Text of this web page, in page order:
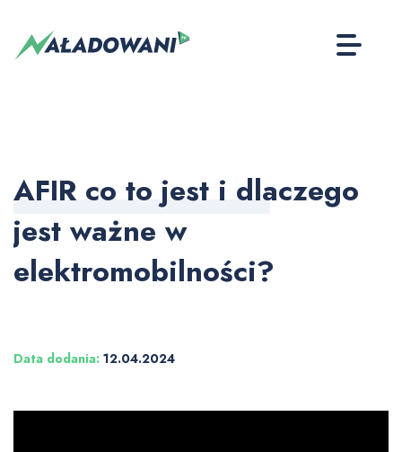
AFIR co to jest i dlaczego
jest ważne w
elektromobilności?
Data dodania: 12.04.2024